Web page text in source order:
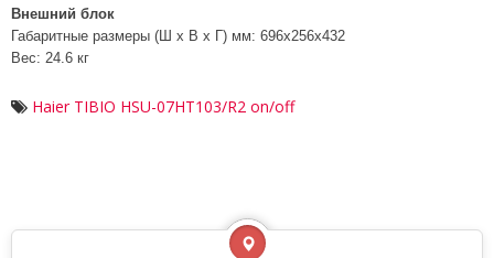
Внешний блок
Габаритные размеры (Ш х В х Г) мм: 696x256x432
Вес: 24.6 кг
Haier TIBIO HSU-07HT103/R2 on/off